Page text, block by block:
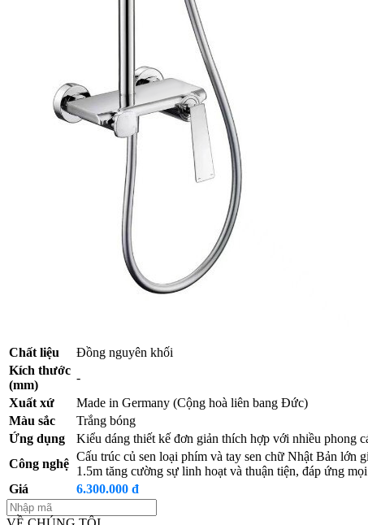
Chất liệu
Đồng nguyên khối
Kích thước
(mm)
-
Xuất xứ
Made in Germany (Cộng hoà liên bang Đức)
Màu sắc
Trắng bóng
Ứng dụng
Kiểu dáng thiết kế đơn giản thích hợp với nhiều phong
Công nghệ
Cấu trúc củ sen loại phím và tay sen chữ Nhật Bản lớn
1.5m tăng cường sự linh hoạt và thuận tiện, đáp ứng
Giá
6.300.000 đ